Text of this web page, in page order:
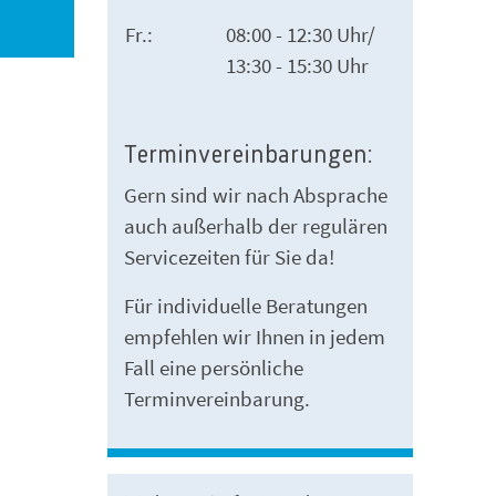
Fr.:
08:00 - 12:30 Uhr/
13:30 - 15:30 Uhr
Terminvereinbarungen:
Gern sind wir nach Absprache
auch außerhalb der regulären
Servicezeiten für Sie da!
Für individuelle Beratungen
empfehlen wir Ihnen in jedem
Fall eine persönliche
Terminvereinbarung.